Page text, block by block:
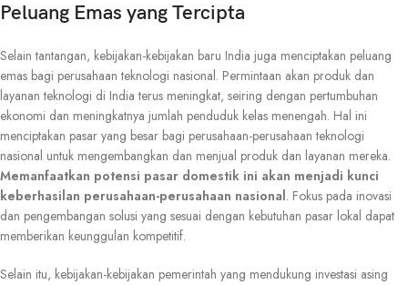
Peluang Emas yang Tercipta
Selain tantangan, kebijakan-kebijakan baru India juga menciptakan peluang
emas bagi perusahaan teknologi nasional. Permintaan akan produk dan
layanan teknologi di India terus meningkat, seiring dengan pertumbuhan
ekonomi dan meningkatnya jumlah penduduk kelas menengah. Hal ini
menciptakan pasar yang besar bagi perusahaan-perusahaan teknologi
nasional untuk mengembangkan dan menjual produk dan layanan mereka.
Memanfaatkan potensi pasar domestik ini akan menjadi kunci
keberhasilan perusahaan-perusahaan nasional. Fokus pada inovasi
dan pengembangan solusi yang sesuai dengan kebutuhan pasar lokal dapat
memberikan keunggulan kompetitif.
Selain itu, kebijakan-kebijakan pemerintah yang mendukung investasi asing